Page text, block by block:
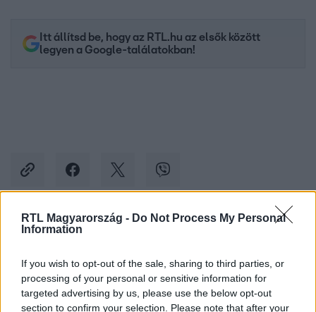
RTL Magyarország - Do Not Process My Personal
Information
If you wish to opt-out of the sale, sharing to third parties, or
processing of your personal or sensitive information for
targeted advertising by us, please use the below opt-out
section to confirm your selection. Please note that after your
Itt állítsd be, hogy az RTL.hu az elsők között
legyen a Google-találatokban!
Kövess minket, és értesülj a friss hírekről a
Követem